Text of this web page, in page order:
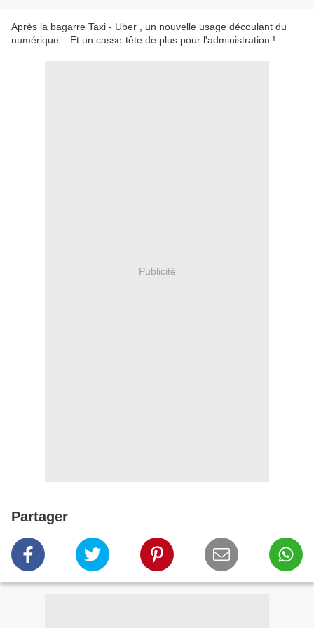
Après la bagarre Taxi - Uber , un nouvelle usage découlant du
numérique ...Et un casse-tête de plus pour l'administration !
Publicité
Partager